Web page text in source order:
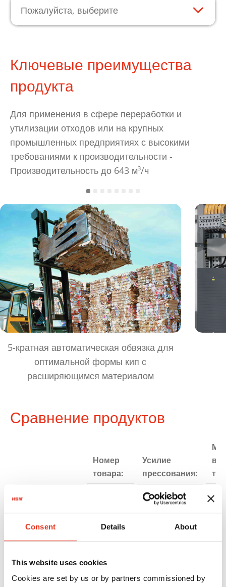
Consent Details About
This website uses cookies
Cookies are set by us or by partners commissioned by
Пожалуйста, выберите
Ключевые преимущества
продукта
Для применения в сфере переработки и
утилизации отходов или на крупных
промышленных предприятиях с высокими
требованиями к производительности -
Производительность до 643 м³/ч
5-кратная автоматическая обвязка для
оптимальной формы кип с
расширяющимся материалом
Сравнение продуктов
Номер
товара:
Усилие
прессования:
вес
HSM VK
7215
720 kN
kg